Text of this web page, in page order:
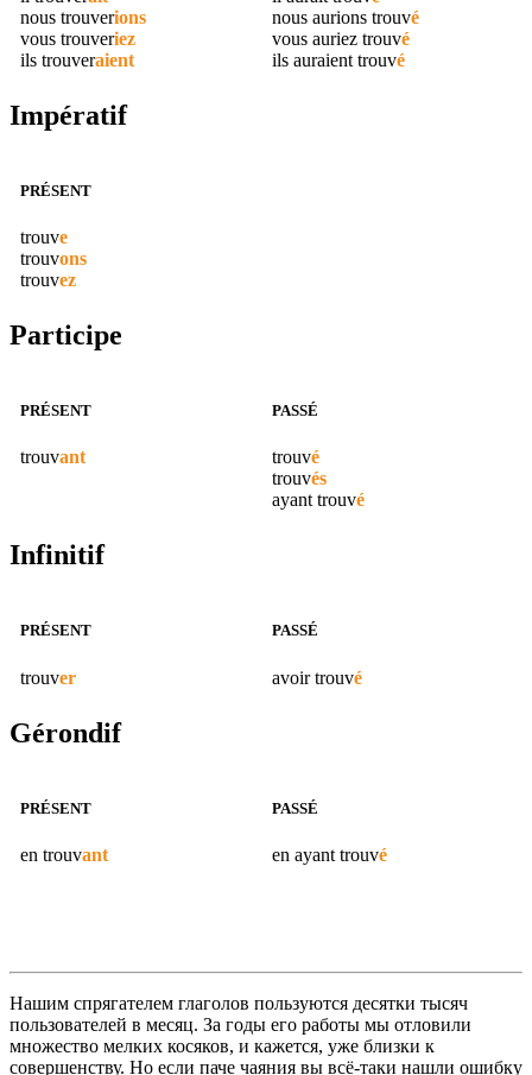
nous trouverions
vous trouveriez
ils trouveraient
nous aurions trouvé
vous auriez trouvé
ils auraient trouvé
Impératif
PRÉSENT
trouve
trouvons
trouvez
Participe
PRÉSENT
trouvant
PASSÉ
trouvé
trouvés
ayant trouvé
Infinitif
PRÉSENT
trouver
PASSÉ
avoirtrouvé
Gérondif
PRÉSENT
en trouvant
PASSÉ
en ayant trouvé
Нашим спрягателем глаголов пользуются десятки тысяч
пользователей в месяц. За годы его работы мы отловили
множество мелких косяков, и кажется, уже близки к
совершенству. Но если паче чаяния вы всё-таки нашли ошибку